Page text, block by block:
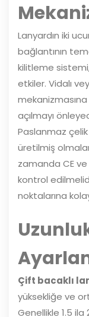
Lanyardın iki
bağlantının
kilitleme
etkiler. Vidalı
açılmayı
Paslanmaz
üretilmiş
zamanda CE
kontrol
noktalarına
Çift bacaklı
yüksekliğe ve
Genellikle 1.5